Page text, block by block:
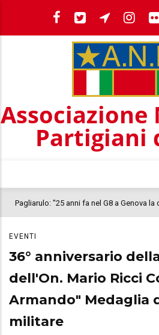
contenuto
Associazione
Partigiani
Pagliarulo: "25 anni fa nel G8 a Genova
colloca la morte di Abderrahim Fakir"
EVENTI
36° anniversario
dell'On. Mario Ricci
Armando" Medaglia
militare